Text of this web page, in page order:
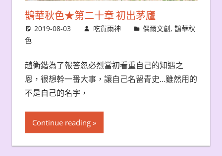
鵲華秋色★第二十章 初出茅廬
2019-08-03 吃貨雨神 偶爾文創,鵲華秋
色
趙衛鍇為了報答忽必烈當初看重自己的知遇之
恩，很想幹一番大事，讓自己名留青史…雖然用的
不是自己的名字，
Continue reading